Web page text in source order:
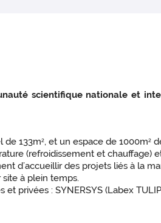
scientifique nationale et
de 133m2, et un espace de 1000m2
(refroidissement et chauffage)
d’accueillir des projets liés à la
à plein temps.
privées : SYNERSYS (Labex